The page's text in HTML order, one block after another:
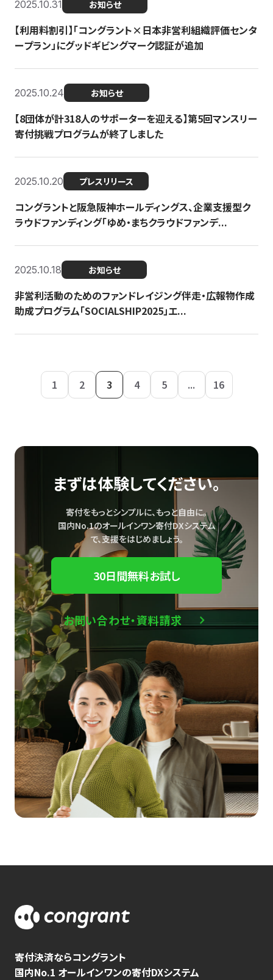
2025.10.31 お知らせ
【利用料割引】「コングラント×日本非営利組織評価センタ
ープラン」にグッドギビングマーク認証が追加
2025.10.24 お知らせ
【8団体が計318人のサポーターを迎える】​​第5回マンスリー
寄付挑戦プログラムが終了しました
2025.10.20 プレスリリース
コングラントと阪急阪神ホールディングス、企業支援型ク
ラウドファンディング「ゆめ・まちクラウドファンデ...
2025.10.18 お知らせ
非営利活動のためのファンドレイジング伴走・広報物作成
助成プログラム「SOCIALSHIP2025」エ...
1 2 3 4 5 ... 16
まずは体験してください。
寄付をもっとシンプルに、もっと自由に。
国内No.1のオールインワン寄付DXシステム
で、支援をはじめましょう。
30日間無料お試し
お問い合わせ・資料請求
寄付決済ならコングラント
国内No.1 オールインワンの寄付DXシステム